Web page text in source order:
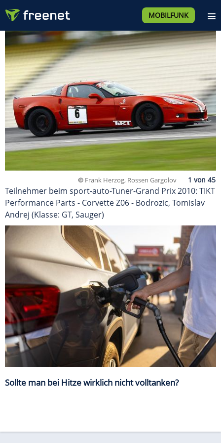
MOBILFUNK
© Frank Herzog, Rossen Gargolov
Teilnehmer beim sport-auto-Tuner-Grand Prix 2010: TIKT
Performance Parts - Corvette Z06 - Bodrozic, Tomislav
Andrej (Klasse: GT, Sauger)
Sollte man bei Hitze wirklich nicht volltanken?